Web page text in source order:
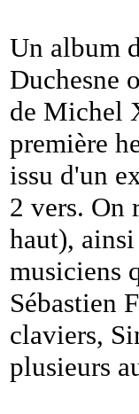
Un album
Duchesne
de Michel
première
issu d'un
2 vers. On
haut),
musiciens
Sébastien
claviers,
plusieurs